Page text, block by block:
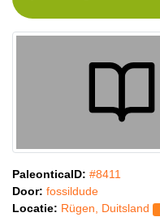
PaleonticaID: #8411
Door: fossildude
Locatie: Rügen, Duitsland